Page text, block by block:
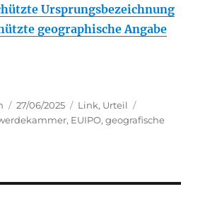
Ursprungsbezeichnung
geographische Angabe
Posted
on
27/06/2025 Categories
Link, Urteil
, EUIPO,geografische